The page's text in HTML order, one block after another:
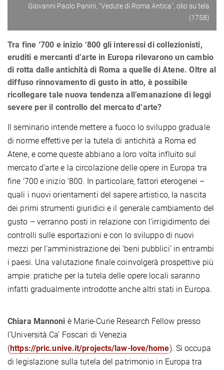
Giovanni Paolo Panini, "Vedute di Roma Antica", olio su tela
(1758)
Tra fine ‘700 e inizio ‘800 gli interessi di collezionisti,
eruditi e mercanti d’arte in Europa rilevarono un cambio
di rotta dalle antichità di Roma a quelle di Atene. Oltre al
diffuso rinnovamento di gusto in atto, è possibile
ricollegare tale nuova tendenza all’emanazione di leggi
severe per il controllo del mercato d’arte?
Il seminario intende mettere a fuoco lo sviluppo graduale
di norme effettive per la tutela di antichità a Roma ed
Atene, e come queste abbiano a loro volta influito sul
mercato d’arte e la circolazione delle opere in Europa tra
fine ‘700 e inizio ‘800. In particolare, fattori eterogenei –
quali i nuovi orientamenti del sapere artistico, la nascita
dei primi strumenti giuridici e il generale cambiamento del
gusto – verranno posti in relazione con l’irrigidimento dei
controlli sulle esportazioni e con lo sviluppo di nuovi
mezzi per l’amministrazione dei ‘beni pubblici’ in entrambi
i paesi. Una valutazione finale coinvolgerà prospettive più
ampie: pratiche per la tutela delle opere locali saranno
infatti gradualmente introdotte anche altri stati in Europa.
Chiara Mannoni è Marie-Curie Research Fellow presso
l’Università Ca’ Foscari di Venezia
(https://pric.unive.it/projects/law-love/home). Si occupa
di legislazione sulla tutela del patrimonio in Europa tra